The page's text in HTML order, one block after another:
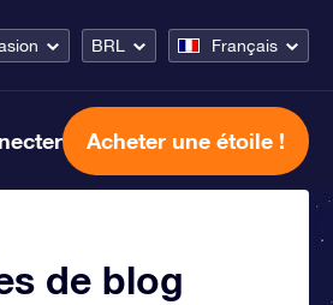
BRL Français
Acheter une étoile !
de blog